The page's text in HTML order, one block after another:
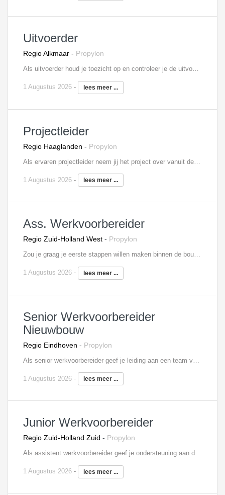
Uitvoerder
Regio Alkmaar - Propylon
Als uitvoerder houd je toezicht op en controleer je de uitvoering op de bouwplaats. Je bent verantwoordelijk voor bewaking van kwaliteit, veiligheid, kosten en voortgang en voor de organisatie van de bouwactiviteiten. Ook signaleer je meer- en minderwerk. Je bent medeverantwoordelijk voor uitvoeringsvoorbereiding en verantwoordelijk voor uitvoering, nazorg en personeelsinzet. Je roept het materiaal en materieel af en koopt in overleg met de projectleider eventueel zelf in. Je verzorgt zelf de detail planningen en houdt je ook bezig met de kostenbewaking.
1 Augustus 2026 - lees meer ...
Projectleider
Regio Haaglanden - Propylon
1 Augustus 2026 - lees meer ...
Ass. Werkvoorbereider
Regio Zuid-Holland West - Propylon
Zou je graag je eerste stappen willen maken binnen de bouw, met een duidelijk focus op je toekomst? Dan is deze rol wellicht voor jou weggelegd! Als junior werkvoorbereider ben jij het aanstormende talent binnen de organisatie. Onder leiding van een ervaren collega leer jij het vak door en door kennen, om vervolgens door te groeien naar een rol als werkvoorbereider. Vanuit deze rol is het bijvoorbeeld dan weer mogelijk om na een aantal jaren door te groeien naar projectleider. Als junior werkvoorbereider heb je een ondersteunende rol, maar ben je ook verantwoordelijk voor de aan jou toebedeelde onderdelen. Zo controleer en coördineer je de tekeningen van de architect, ben je het aanspreekpunt voor de uitvoering en bereid je de inkoop voor.
1 Augustus 2026 - lees meer ...
Senior Werkvoorbereider
Nieuwbouw
Regio Eindhoven - Propylon
1 Augustus 2026 - lees meer ...
Junior Werkvoorbereider
Regio Zuid-Holland Zuid - Propylon
Als assistent werkvoorbereider geef je ondersteuning aan de voorbereidende werkzaamheden voor één of meerdere bouwprojecten. Hierbij houd je uiteraard rekening met de overeengekomen planning, budgetten en technische specificaties, zodat tijdige levering van materialen, goederen en diensten gewaarborgd blijft en de uitvoering optimaal wordt ondersteund. Je werkt in een projectteam bestaande uit werkvoorbereider(s), uitvoerder(s) en projectleiding, waarbij je vanuit de assistent rol op diverse vlakken ondersteuning biedt en ervaring opdoet. Door de aansturing en begeleiding vanuit je collega’s leer je dagelijks bij zodat je je het vak volledig eigen maakt.
1 Augustus 2026 - lees meer ...